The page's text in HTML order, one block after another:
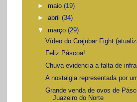
► maio (19)
► abril (34)
▼ março (29)
Vídeo do Crajubar Fight
Feliz Páscoa!
Chuva evidencia a falta de
A nostalgia representada por
Grande venda de ovos de
Juazeiro do Norte